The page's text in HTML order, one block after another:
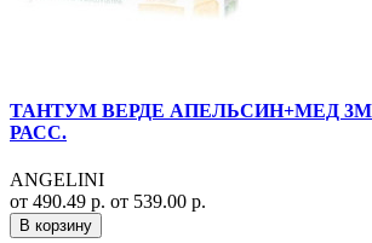
ТАНТУМ ВЕРДЕ АПЕЛЬСИН+МЕД
РАСС.
ANGELINI
от 490.49 р. от 539.00 р.
В корзину